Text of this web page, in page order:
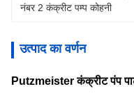
नंबर 2 कंक्रीट पम्प कोहनी
उत्पाद का वर्णन
Putzmeister कंक्रीट पंप